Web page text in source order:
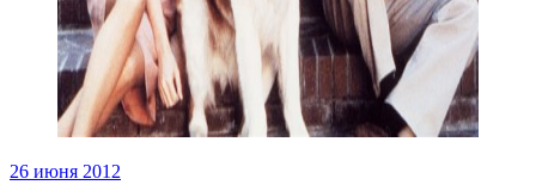
26 июня 2012